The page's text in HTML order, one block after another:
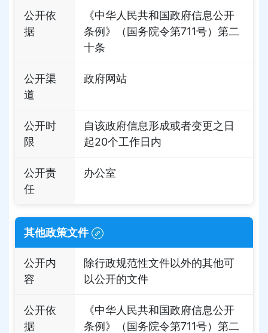
公开依
据
《中华人民共和国政府信息公开
条例》（国务院令第711号）第二
十条
公开渠
道
政府网站
公开时
限
自该政府信息形成或者变更之日
起20个工作日内
公开责
任
办公室
其他政策文件
公开内
容
除行政规范性文件以外的其他可
以公开的文件
公开依
据
《中华人民共和国政府信息公开
条例》（国务院令第711号）第二